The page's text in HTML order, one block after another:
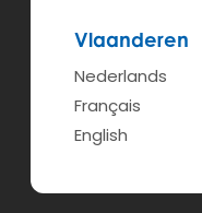
Vlaanderen
Nederlands
Français
English